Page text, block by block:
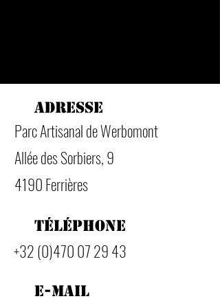
Adresse
Parc Artisanal de Werbomont
Allée des Sorbiers, 9
4190 Ferrières
Téléphone
+32 (0)470 07 29 43
E-mail